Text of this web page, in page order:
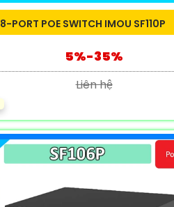
8-PORT POE SWITCH IMOU SF110P
5%-35%
Liên hệ